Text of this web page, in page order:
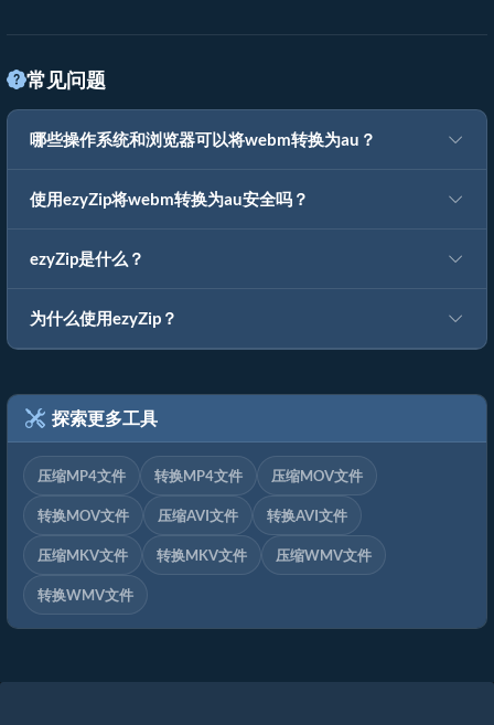
常见问题
哪些操作系统和浏览器可以将webm转换为au？
使用ezyZip将webm转换为au安全吗？
ezyZip是什么？
为什么使用ezyZip？
探索更多工具
压缩MP4文件 转换MP4文件 压缩MOV文件
转换MOV文件 压缩AVI文件 转换AVI文件
压缩MKV文件 转换MKV文件 压缩WMV文件
转换WMV文件